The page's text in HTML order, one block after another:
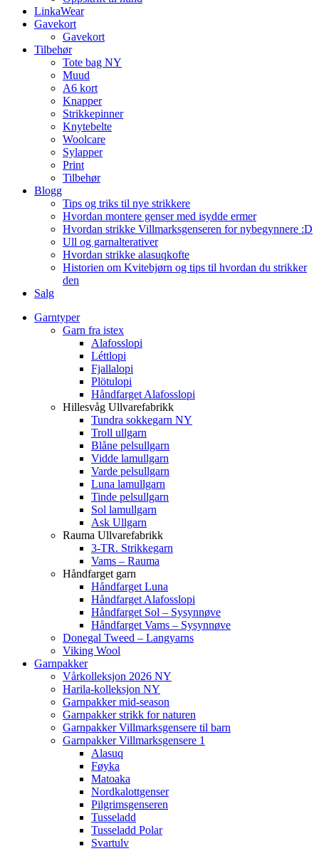
LinkaWear
Gavekort
Gavekort
Tilbehør
Tote bag NY
Muud
A6 kort
Knapper
Strikkepinner
Knytebelte
Woolcare
Sylapper
Print
Tilbehør
Blogg
Tips og triks til nye strikkere
Hvordan montere genser med isydde ermer
Hvordan strikke Villmarksgenseren for nybegynnere :D
Ull og garnalterativer
Hvordan strikke alasuqkofte
Historien om Kvitebjørn og tips til hvordan du strikker
den
Salg
Garntyper
Garn fra istex
Alafosslopi
Léttlopi
Fjallalopi
Plötulopi
Håndfarget Alafosslopi
Hillesvåg Ullvarefabrikk
Tundra sokkegarn NY
Troll ullgarn
Blåne pelsullgarn
Vidde lamullgarn
Varde pelsullgarn
Luna lamullgarn
Tinde pelsullgarn
Sol lamullgarn
Ask Ullgarn
Rauma Ullvarefabrikk
3-TR. Strikkegarn
Vams – Rauma
Håndfarget garn
Håndfarget Luna
Håndfarget Alafosslopi
Håndfarget Sol – Sysynnøve
Håndfarget Vams – Sysynnøve
Donegal Tweed – Langyarns
Viking Wool
Garnpakker
Vårkolleksjon 2026 NY
Harila-kolleksjon NY
Garnpakker mid-season
Garnpakker strikk for naturen
Garnpakker Villmarksgensere til barn
Garnpakker Villmarksgensere 1
Alasuq
Føyka
Matoaka
Nordkalottgenser
Pilgrimsgenseren
Tusseladd
Tusseladd Polar
Svartulv